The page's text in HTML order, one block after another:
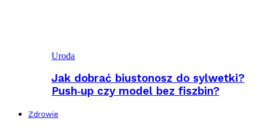
Uroda
Jak dobrać biustonosz do sylwetki?
Push‑up czy model bez fiszbin?
Zdrowie